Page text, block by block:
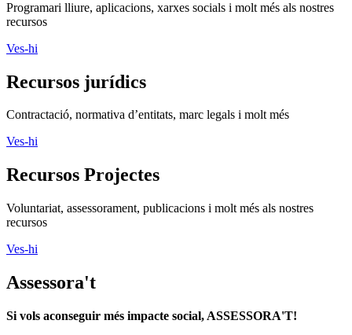
Programari lliure, aplicacions, xarxes socials i molt més als nostres
recursos
Ves-hi
Recursos jurídics
Contractació, normativa d’entitats, marc legals i molt més
Ves-hi
Recursos Projectes
Voluntariat, assessorament, publicacions i molt més als nostres
recursos
Ves-hi
Assessora't
Si vols aconseguir més impacte social, ASSESSORA'T!